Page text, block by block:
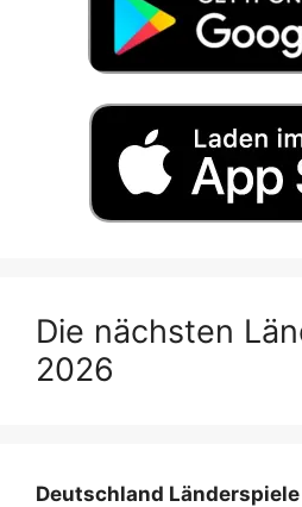
Die nächsten
2026
Deutschland